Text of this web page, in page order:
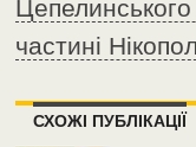
Цепелинського
частині
СХОЖІ ПУБЛІКАЦІЇ